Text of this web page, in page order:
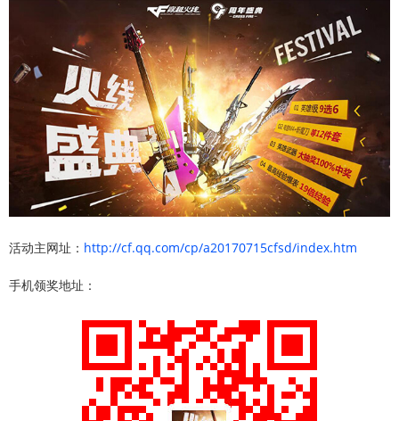
活动主网址： http://cf.qq.com/cp/a20170715cfsd/index.htm
手机领奖地址：